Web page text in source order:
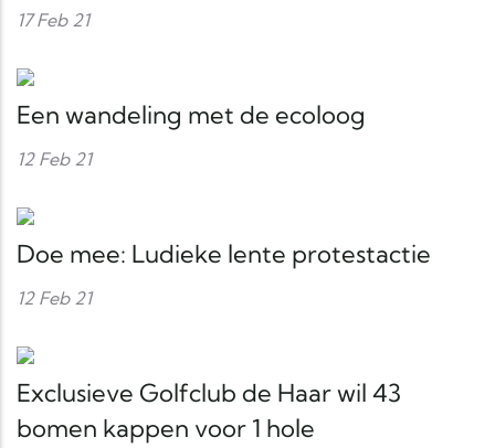
17 Feb 21
Een wandeling met de ecoloog
12 Feb 21
Doe mee: Ludieke lente protestactie
12 Feb 21
Exclusieve Golfclub de Haar wil 43
bomen kappen voor 1 hole